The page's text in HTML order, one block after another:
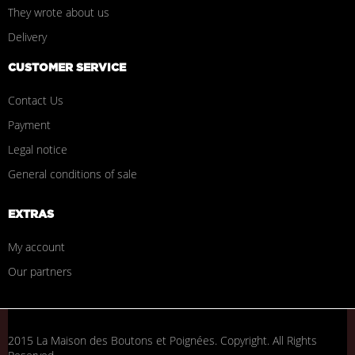
They wrote about us
Delivery
CUSTOMER SERVICE
Contact Us
Payment
Legal notice
General conditions of sale
EXTRAS
My account
Our partners
2015 La Maison des Boutons et Poignées. Copyright. All Rights